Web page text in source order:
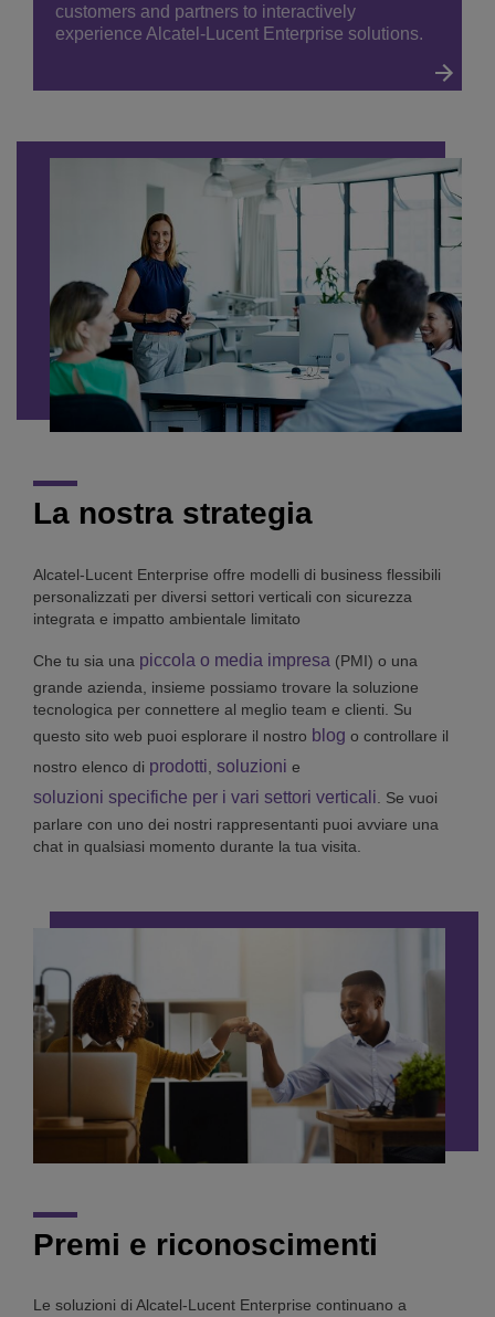
customers and partners to interactively
experience Alcatel-Lucent Enterprise solutions.
La nostra strategia
Alcatel-Lucent Enterprise offre modelli di business flessibili
personalizzati per diversi settori verticali con sicurezza
integrata e impatto ambientale limitato
Che tu sia una piccola o media impresa (PMI) o una
grande azienda, insieme possiamo trovare la soluzione
tecnologica per connettere al meglio team e clienti. Su
questo sito web puoi esplorare il nostro blog o controllare il
nostro elenco di prodotti soluzioni e
soluzioni specifiche per i vari settori verticali . Se vuoi
parlare con uno dei nostri rappresentanti puoi avviare una
chat in qualsiasi momento durante la tua visita.
Premi e riconoscimenti
Le soluzioni di Alcatel-Lucent Enterprise continuano a